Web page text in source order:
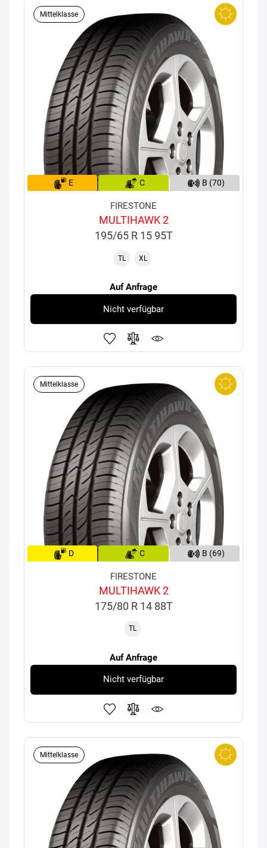
Mittelklasse
E C B (70)
FIRESTONE
MULTIHAWK 2
195/65 R 15 95T
TL XL
Auf Anfrage
Nicht verfügbar
Mittelklasse
D C B (69)
FIRESTONE
MULTIHAWK 2
175/80 R 14 88T
TL
Auf Anfrage
Nicht verfügbar
Mittelklasse